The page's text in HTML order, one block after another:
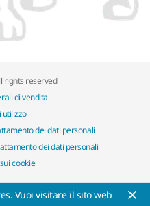
rights reserved
di vendita
utilizzo
dei dati personali
dei dati personali
cookie
Vuoi visitare il sito web